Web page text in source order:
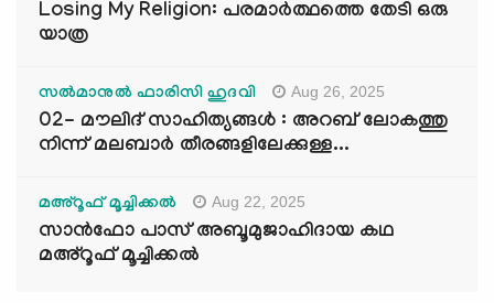
Losing My Religion: പരമാർത്ഥത്തെ തേടി ഒരു
യാത്ര
സൽമാനുൽ ഫാരിസി ഹുദവി Aug 26, 2025
02- മൗലിദ് സാഹിത്യങ്ങൾ : അറബ് ലോകത്തു
നിന്ന് മലബാർ തീരങ്ങളിലേക്കുള്ള...
മഅ്റൂഫ് മൂച്ചിക്കല്‍ Aug 22, 2025
സാൻഫോ പാസ് അബൂമുജാഹിദായ കഥ
മഅ്റൂഫ് മൂച്ചിക്കല്‍